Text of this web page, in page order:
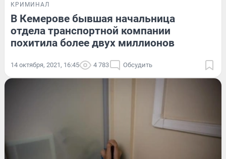
КРИМИНАЛ
В Кемерове бывшая начальница
отдела транспортной компании
похитила более двух миллионов
14 октября, 2021, 16:45 4 783 Обсудить